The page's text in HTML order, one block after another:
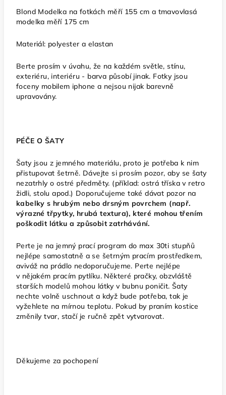
Blond Modelka na fotkách měří 155 cm a tmavovlasá
modelka měří 175 cm
Materiál: polyester a elastan
Berte prosím v úvahu, že na každém světle, stínu,
exteriéru, interiéru - barva působí jinak. Fotky jsou
foceny mobilem iphone a nejsou nijak barevně
upravovány.
PÉČE O ŠATY
Šaty jsou z jemného materiálu, proto je potřeba k nim
přistupovat šetrně. Dávejte si prosím pozor, aby se šaty
nezatrhly o ostré předměty. (příklad: ostrá tříska v retro
židli, stolu apod.) Doporučujeme také dávat pozor na
kabelky s hrubým nebo drsným povrchem (např.
výrazné třpytky, hrubá textura), které mohou třením
poškodit látku a způsobit zatrhávání.
Perte je na jemný prací program do max 30ti stupňů
nejlépe samostatně a se šetrným pracím prostředkem,
aviváž na prádlo nedoporučujeme. Perte nejlépe
v nějakém pracím pytlíku. Některé pračky, obzvláště
starších modelů mohou látky v bubnu poničit. Šaty
nechte volně uschnout a když bude potřeba, tak je
vyžehlete na mírnou teplotu. Pokud by praním kostice
změnily tvar, stačí je ručně zpět vytvarovat.
Děkujeme za pochopení